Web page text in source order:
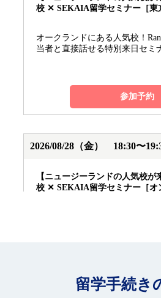
留学手続き